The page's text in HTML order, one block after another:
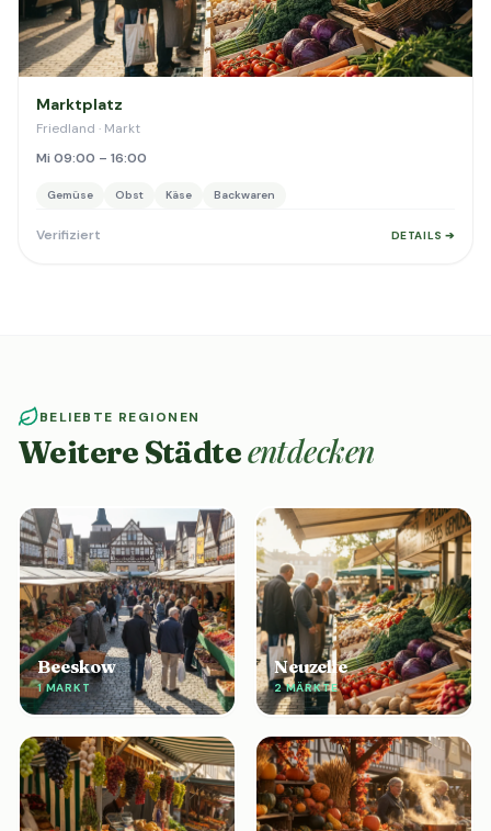
Marktplatz
Friedland · Markt
Mi 09:00 – 16:00
Gemüse Obst Käse Backwaren
Verifiziert DETAILS ➔
BELIEBTE REGIONEN
Weitere Städteentdecken
Beeskow
1 MARKT
Neuzelle
2 MÄRKTE